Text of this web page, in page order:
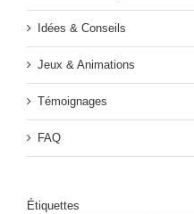
Idées & Conseils
Jeux & Animations
Témoignages
FAQ
Étiquettes